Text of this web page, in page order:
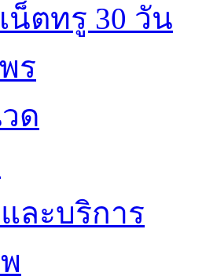
น็ตทรู 30 วัน
ร
ด
ละบริการ